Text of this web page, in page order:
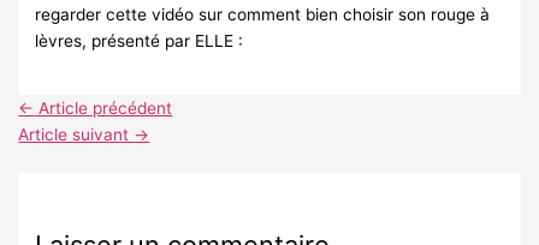
regarder cette vidéo sur comment bien choisir son rouge à
lèvres, présenté par ELLE :
← Article précédent
Article suivant →